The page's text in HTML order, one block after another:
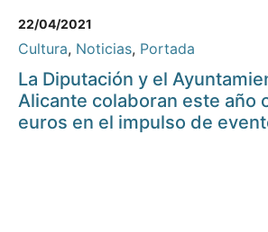
22/04/2021
Cultura, Noticias, Portada
La Diputación y el
Alicante colaboran este año
euros en el impulso de